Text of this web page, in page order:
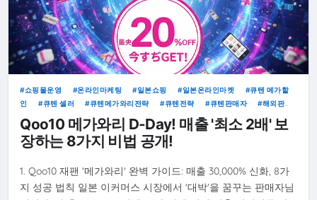
쇼핑몰운영 온라인마케팅 일본쇼핑 일본온라인마켓
큐텐 메가할
인
큐텐 셀러 큐텐메가와리전략 큐텐전략 큐텐판매자
해외판
매
QOO10재팬
Qoo10 메가와리 D-Day! 매출 '최소 2배' 보
장하는 8가지 비법 공개!
1. Qoo10 재팬 '메가와리' 완벽 가이드: 매출 30,000% 신화, 8가
지 성공 법칙 일본 이커머스 시장에서 '대박'을 꿈꾸는 판매자님